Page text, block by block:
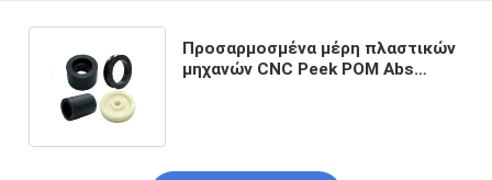
Προσαρμοσμένα μέρη πλαστικών
μηχανών CNC Peek POM Abs